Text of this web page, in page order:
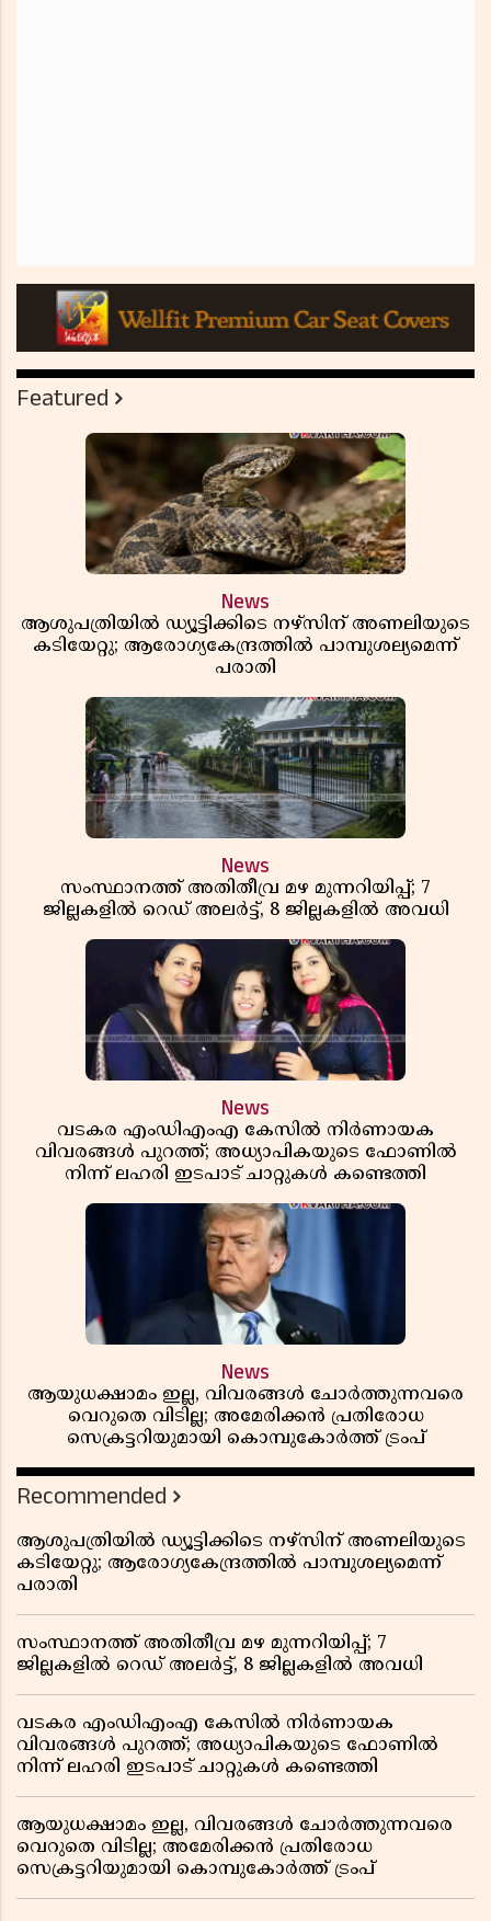
Featured
News
ആശുപത്രിയിൽ ഡ്യൂട്ടിക്കിടെ നഴ്സിന് അണലിയുടെ
കടിയേറ്റു; ആരോഗ്യകേന്ദ്രത്തിൽ പാമ്പുശല്യമെന്ന്
പരാതി
News
സംസ്ഥാനത്ത് അതിതീവ്ര മഴ മുന്നറിയിപ്പ്; 7
ജില്ലകളിൽ റെഡ് അലർട്ട്, 8 ജില്ലകളിൽ അവധി
News
വടകര എംഡിഎംഎ കേസിൽ നിർണായക
വിവരങ്ങൾ പുറത്ത്; അധ്യാപികയുടെ ഫോണിൽ
നിന്ന് ലഹരി ഇടപാട് ചാറ്റുകൾ കണ്ടെത്തി
News
ആയുധക്ഷാമം ഇല്ല, വിവരങ്ങൾ ചോർത്തുന്നവരെ
വെറുതെ വിടില്ല; അമേരിക്കൻ പ്രതിരോധ
സെക്രട്ടറിയുമായി കൊമ്പുകോർത്ത് ട്രംപ്
Recommended
ആശുപത്രിയിൽ ഡ്യൂട്ടിക്കിടെ നഴ്സിന് അണലിയുടെ
കടിയേറ്റു; ആരോഗ്യകേന്ദ്രത്തിൽ പാമ്പുശല്യമെന്ന്
പരാതി
സംസ്ഥാനത്ത് അതിതീവ്ര മഴ മുന്നറിയിപ്പ്; 7
ജില്ലകളിൽ റെഡ് അലർട്ട്, 8 ജില്ലകളിൽ അവധി
വടകര എംഡിഎംഎ കേസിൽ നിർണായക
വിവരങ്ങൾ പുറത്ത്; അധ്യാപികയുടെ ഫോണിൽ
നിന്ന് ലഹരി ഇടപാട് ചാറ്റുകൾ കണ്ടെത്തി
ആയുധക്ഷാമം ഇല്ല, വിവരങ്ങൾ ചോർത്തുന്നവരെ
വെറുതെ വിടില്ല; അമേരിക്കൻ പ്രതിരോധ
സെക്രട്ടറിയുമായി കൊമ്പുകോർത്ത് ട്രംപ്